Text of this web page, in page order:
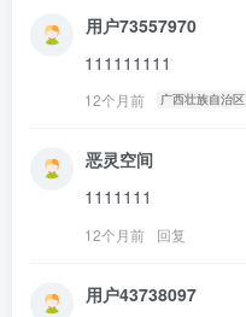
用户73557970
111111111
12个月前 广西壮族自治区
恶灵空间
1111111
12个月前 回复
用户43738097